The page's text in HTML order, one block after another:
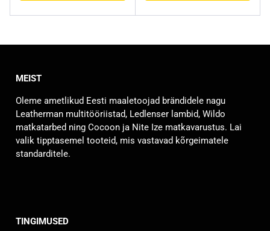
MEIST
Oleme ametlikud Eesti maaletoojad brändidele nagu
Leatherman multitööriistad, Ledlenser lambid, Wildo
matkatarbed ning Cocoon ja Nite Ize matkavarustus. Lai
valik tipptasemel tooteid, mis vastavad kõrgeimatele
standarditele.
TINGIMUSED